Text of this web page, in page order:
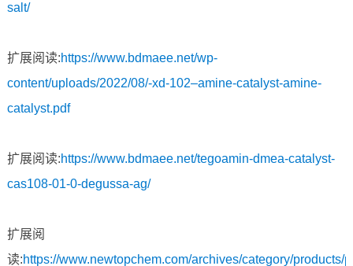
salt/
扩展阅读:https://www.bdmaee.net/wp-
content/uploads/2022/08/-xd-102–amine-catalyst-amine-
catalyst.pdf
扩展阅读:https://www.bdmaee.net/tegoamin-dmea-catalyst-
cas108-01-0-degussa-ag/
扩展阅
读:https://www.newtopchem.com/archives/category/products/